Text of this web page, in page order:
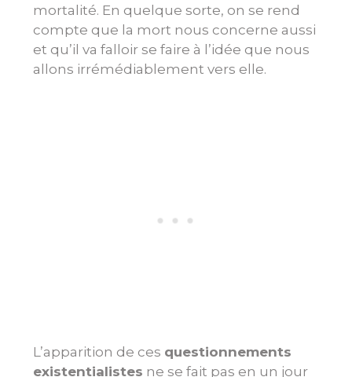
mortalité. En quelque sorte, on se rend
compte que la mort nous concerne aussi
et qu’il va falloir se faire à l’idée que nous
allons irrémédiablement vers elle.
L’apparition de ces questionnements
existentialistes ne se fait pas en un jour